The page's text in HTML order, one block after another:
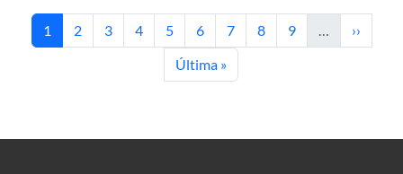
Página actual
1 Página
2 Página
3 Página
4 Página
5 Página
6 Página
7 Página
8 Página
9 …
››
Última página
Última »